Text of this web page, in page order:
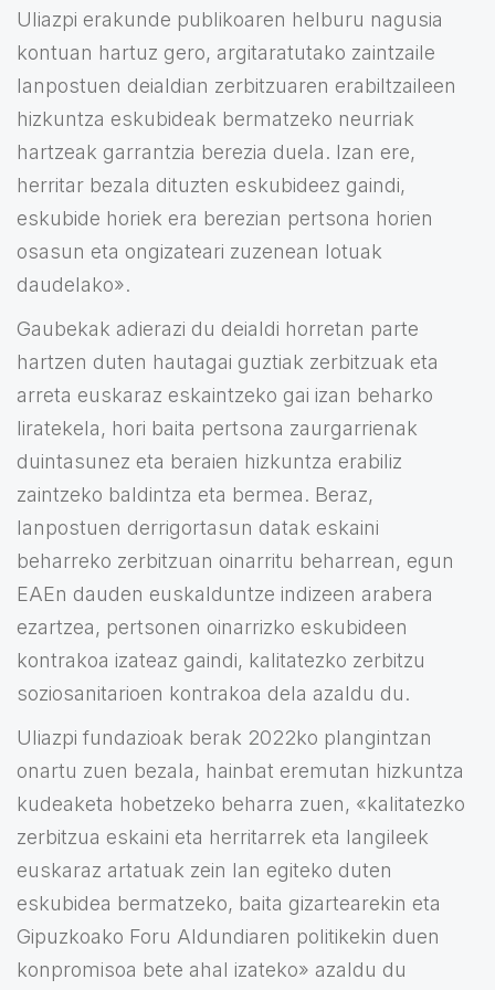
Uliazpi erakunde publikoaren helburu nagusia
kontuan hartuz gero, argitaratutako zaintzaile
lanpostuen deialdian zerbitzuaren erabiltzaileen
hizkuntza eskubideak bermatzeko neurriak
hartzeak garrantzia berezia duela. Izan ere,
herritar bezala dituzten eskubideez gaindi,
eskubide horiek era berezian pertsona horien
osasun eta ongizateari zuzenean lotuak
daudelako».
Gaubekak adierazi du deialdi horretan parte
hartzen duten hautagai guztiak zerbitzuak eta
arreta euskaraz eskaintzeko gai izan beharko
liratekela, hori baita pertsona zaurgarrienak
duintasunez eta beraien hizkuntza erabiliz
zaintzeko baldintza eta bermea. Beraz,
lanpostuen derrigortasun datak eskaini
beharreko zerbitzuan oinarritu beharrean, egun
EAEn dauden euskalduntze indizeen arabera
ezartzea, pertsonen oinarrizko eskubideen
kontrakoa izateaz gaindi, kalitatezko zerbitzu
soziosanitarioen kontrakoa dela azaldu du.
Uliazpi fundazioak berak 2022ko plangintzan
onartu zuen bezala, hainbat eremutan hizkuntza
kudeaketa hobetzeko beharra zuen, «kalitatezko
zerbitzua eskaini eta herritarrek eta langileek
euskaraz artatuak zein lan egiteko duten
eskubidea bermatzeko, baita gizartearekin eta
Gipuzkoako Foru Aldundiaren politikekin duen
konpromisoa bete ahal izateko» azaldu du